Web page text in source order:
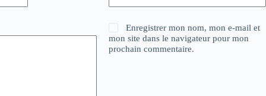
Enregistrer mon nom, mon e-mail et
mon site dans le navigateur pour mon
prochain commentaire.